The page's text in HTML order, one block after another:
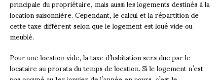
location saisonnière. Cependant, le calcul et la répartition de
cette taxe diffèrent selon que le logement est loué vide ou
meublé.
Pour une location vide, la taxe d’habitation sera due par le
locataire au prorata du temps de location. Si le logement n’est